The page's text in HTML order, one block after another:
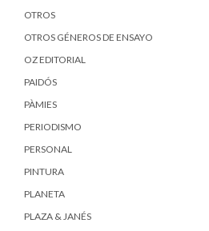
OTROS
OTROS GÉNEROS DE ENSAYO
OZ EDITORIAL
PAIDÓS
PÀMIES
PERIODISMO
PERSONAL
PINTURA
PLANETA
PLAZA & JANÉS